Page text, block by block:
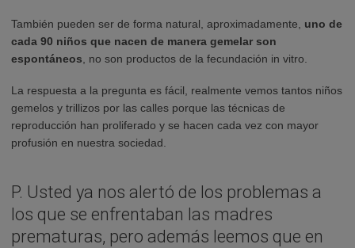
También pueden ser de forma natural, aproximadamente, uno de
cada 90 niños que nacen de manera gemelar son
espontáneos, no son productos de la fecundación in vitro.
La respuesta a la pregunta es fácil, realmente vemos tantos niños
gemelos y trillizos por las calles porque las técnicas de
reproducción han proliferado y se hacen cada vez con mayor
profusión en nuestra sociedad.
P. Usted ya nos alertó de los problemas a
los que se enfrentaban las madres
prematuras, pero además leemos que en